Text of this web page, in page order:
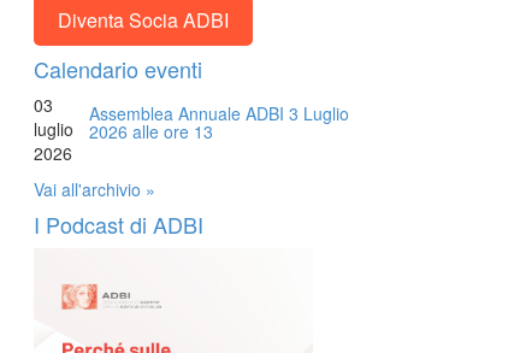
Diventa Socia ADBI
Calendario eventi
03
luglio
2026
Assemblea Annuale ADBI 3 Luglio
2026 alle ore 13
Vai all'archivio »
I Podcast di ADBI